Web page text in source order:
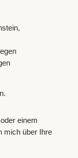
einem
mich über Ihre